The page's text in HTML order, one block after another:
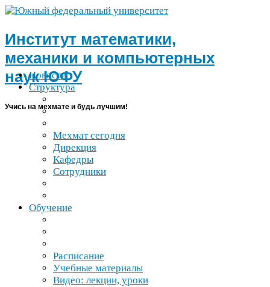
Институт математики,
механики и компьютерных
наукЮФУ
Учись на мехмате и будь лучшим!
Новости
Структура
Мехмат сегодня
Дирекция
Кафедры
Сотрудники
Обучение
Расписание
Учебные материалы
Видео: лекции, уроки